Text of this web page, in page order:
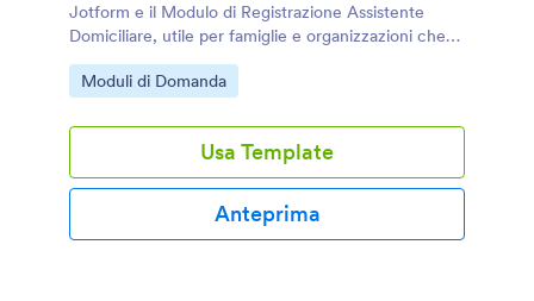
Jotform e il Modulo di Registrazione Assistente
Domiciliare, utile per famiglie e organizzazioni che
vogliono gestire la raccolta dati e le risposte del
modulo in modo ordinato.
Go to Category:
Moduli di Domanda
Usa Template
Anteprima